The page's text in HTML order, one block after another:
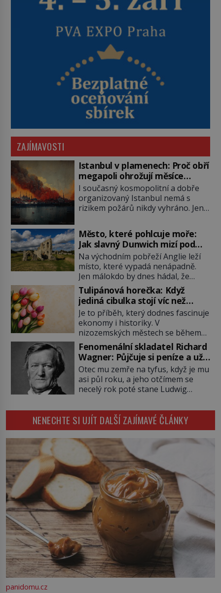
ZAJÍMAVOSTI
Istanbul v plamenech: Proč obří
megapoli ohrožují měsíce
smaženého lilku?
I současný kosmopolitní a dobře
organizovaný Istanbul nemá s
rizikem požárů nikdy vyhráno. Jen
představit, jaká požární rizika
skrýval Istanbul časů minulých. Jak
čelilo město v minulosti potenciální
ohnivé katastrofě a proč jsou zde
stále tolik obávány měsíce
smaženého lilku? První hasičský
sbor se v Istanbulu objevuje v roce
1714 a […]
Město, které pohlcuje moře:
Jak slavný Dunwich mizí pod
hladinou
Na východním pobřeží Anglie leží
místo, které vypadá nenápadně.
Jen málokdo by dnes hádal, že
právě zde kdysi stojí jeden z
nejvýznamnějších anglických
přístavů. Středověký Dunwich
soupeří svým významem s
Londýnem, pyšní se kostely,
kláštery i rušnými tržišti. Pak se ale
příroda obrátí proti němu. Bouře,
mořská eroze a postupující pobřeží
během několika staletí pohltí […]
Tulipánová horečka: Když
jediná cibulka stojí víc než
honosný dům
Je to příběh, který dodnes fascinuje
ekonomy i historiky. V
nizozemských městech se během
několika měsíců obyčejná cibulka
tulipánu mění v jednu z nejdražších
věcí na trhu. Lidé uzavírají obchody
za částky, které odpovídají ceně
luxusních domů, věří v nekonečný
růst a bohatství na dosah ruky. Pak
[…]
Fenomenální skladatel Richard
Wagner: Půjčuje si peníze a už
je nevrací!
Otec mu zemře na tyfus, když je mu
asi půl roku, a jeho otčímem se
necelý rok poté stane Ludwig
mladší, než matka Richarda
Wagnera (1813–1883) a podle
nedochované korespondence je
docela dobře možné, že Geyer není
jen jeho otčím, ale rovnou otec.
Velký otazník také visí nad tím, […]
NENECHTE SI UJÍT DALŠÍ ZAJÍMAVÉ ČLÁNKY
panidomu.cz